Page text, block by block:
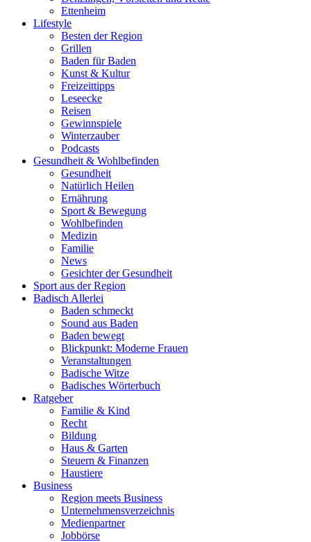
Ettenheim
Lifestyle
Besten der Region
Grillen
Baden für Baden
Kunst & Kultur
Freizeittipps
Leseecke
Reisen
Gewinnspiele
Winterzauber
Podcasts
Gesundheit & Wohlbefinden
Gesundheit
Natürlich Heilen
Ernährung
Sport & Bewegung
Wohlbefinden
Medizin
Familie
News
Gesichter der Gesundheit
Sport aus der Region
Badisch Allerlei
Baden schmeckt
Sound aus Baden
Baden bewegt
Blickpunkt: Moderne Frauen
Veranstaltungen
Badische Witze
Badisches Wörterbuch
Ratgeber
Familie & Kind
Recht
Bildung
Haus & Garten
Steuern & Finanzen
Haustiere
Business
Region meets Business
Unternehmensverzeichnis
Medienpartner
Jobbörse